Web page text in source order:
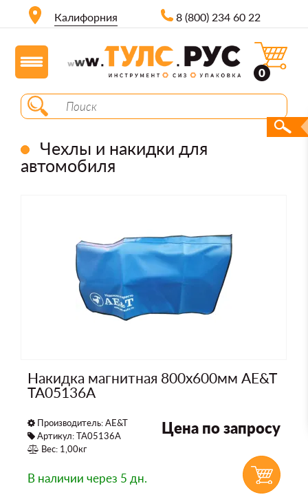
Калифорния 8 (800) 234 60 22
0
Чехлы и накидки для
автомобиля
Накидка магнитная 800x600мм AE&T
TA05136A
Производитель:AE&T
Артикул: TA05136A
Вес: 1,00кг
Цена по запросу
В наличии через 5 дн.